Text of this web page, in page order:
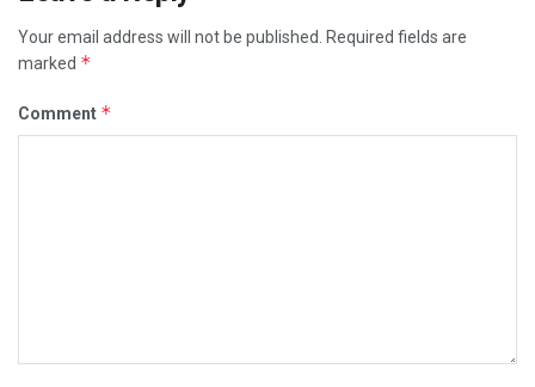
Your email address will not be published.
Required fields are
marked *
Comment *